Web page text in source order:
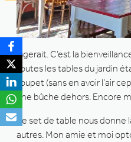
jugerait. C’est la
toutes les tables du jardin
toupet (sans en avoir l’air
une bûche dehors. Encore
Le set de table nous
autres. Mon amie et moi